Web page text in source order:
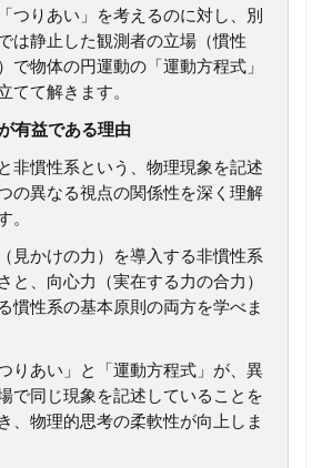
つりあい」を考えるのに対し、別
は静止した観測者の立場（慣性
で物体の円運動の「運動方程式」
てて解きます。
有益である理由
非慣性系という、物理現象を記述
の異なる視点の関係性を深く理解
。
見かけの力）を導入する非慣性系
と、向心力（実在する力の合力）
慣性系の基本原則の両方を学べま
つりあい」と「運動方程式」が、異
で同じ現象を記述していることを
、物理的思考の柔軟性が向上しま